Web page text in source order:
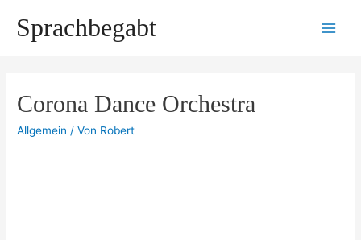
InhaltSprachbegabt
Corona Dance Orchestra
Allgemein / Von Robert